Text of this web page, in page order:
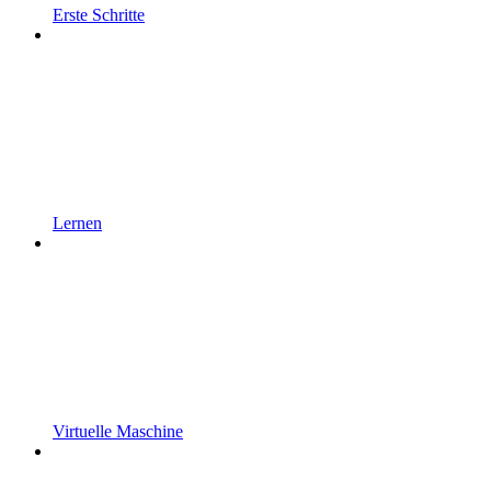
Erste Schritte
Lernen
Virtuelle Maschine